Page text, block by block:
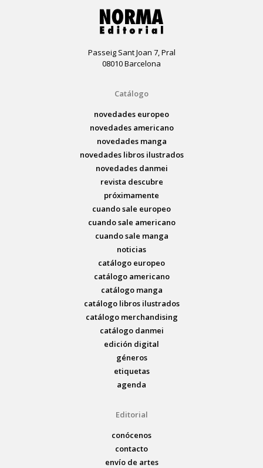
Passeig Sant Joan 7, Pral
08010 Barcelona
Catálogo
novedades europeo
novedades americano
novedades manga
novedades libros ilustrados
novedades danmei
revista descubre
próximamente
cuando sale europeo
cuando sale americano
cuando sale manga
noticias
catálogo europeo
catálogo americano
catálogo manga
catálogo libros ilustrados
catálogo merchandising
catálogo danmei
edición digital
géneros
etiquetas
agenda
Editorial
conócenos
contacto
envío de artes